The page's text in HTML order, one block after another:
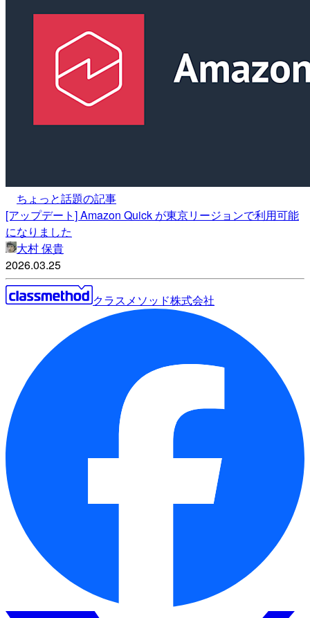
ちょっと話題の記事
[アップデート] Amazon Quick が東京リージョンで利用可能
になりました
大村 保貴
2026.03.25
クラスメソッド株式会社